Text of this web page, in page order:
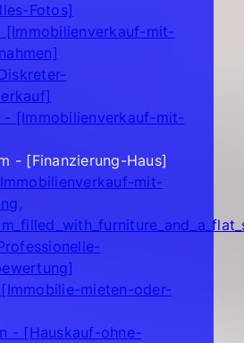
Fotos]
[Immobilienverkauf-mit-
- [Immobilienverkauf-mit-
- [Finanzierung-Haus]
mit-
mieten-oder-
- [Hauskauf-ohne-